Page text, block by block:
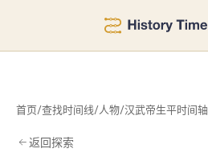
首页/查找时间线/人物/汉武帝生平时间轴
返回探索